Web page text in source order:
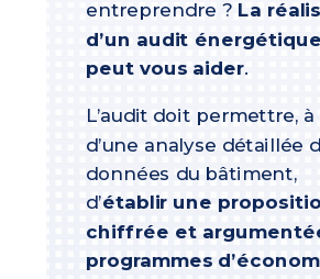
entreprendre ? La
d’un audit énergétique
peut vous aider.
L’audit doit permettre,
d’une analyse détaillée
données du bâtiment,
d’établir une
chiffrée et
programmes